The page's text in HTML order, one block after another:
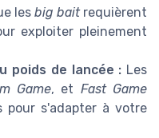
les big baitrequièrent
exploiter pleinement
poids de lancée : Les
Game, et Fast Game
pour s'adapter à votre